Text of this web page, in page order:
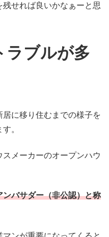
せれば良いかなぁーと思
ラブルが多
に移り住むまでの様子を
。
メーカーのオープンハウ
バサダー（非公認）と称